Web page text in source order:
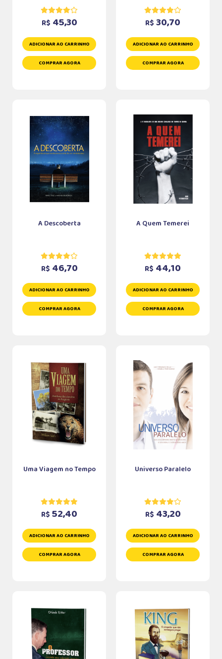
R$ 45,30
ADICIONAR AO CARRINHO
COMPRAR AGORA
R$ 30,70
ADICIONAR AO CARRINHO
COMPRAR AGORA
A Descoberta
R$ 46,70
ADICIONAR AO CARRINHO
COMPRAR AGORA
A Quem Temerei
R$ 44,10
ADICIONAR AO CARRINHO
COMPRAR AGORA
Uma Viagem no Tempo
R$ 52,40
ADICIONAR AO CARRINHO
COMPRAR AGORA
Universo Paralelo
R$ 43,20
ADICIONAR AO CARRINHO
COMPRAR AGORA